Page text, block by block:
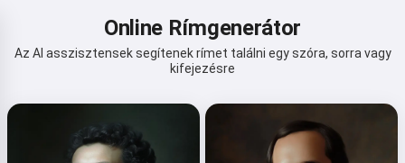
Online Rímgenerátor
Az AI asszisztensek segítenek rímet találni egy szóra, sorra vagy
kifejezésre